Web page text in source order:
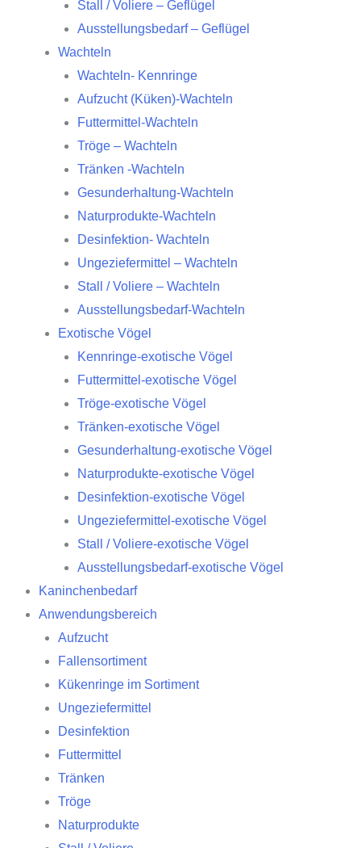
Stall / Voliere – Geflügel
Ausstellungsbedarf – Geflügel
Wachteln
Wachteln- Kennringe
Aufzucht (Küken)-Wachteln
Futtermittel-Wachteln
Tröge – Wachteln
Tränken -Wachteln
Gesunderhaltung-Wachteln
Naturprodukte-Wachteln
Desinfektion- Wachteln
Ungeziefermittel – Wachteln
Stall / Voliere – Wachteln
Ausstellungsbedarf-Wachteln
Exotische Vögel
Kennringe-exotische Vögel
Futtermittel-exotische Vögel
Tröge-exotische Vögel
Tränken-exotische Vögel
Gesunderhaltung-exotische Vögel
Naturprodukte-exotische Vögel
Desinfektion-exotische Vögel
Ungeziefermittel-exotische Vögel
Stall / Voliere-exotische Vögel
Ausstellungsbedarf-exotische Vögel
Kaninchenbedarf
Anwendungsbereich
Aufzucht
Fallensortiment
Kükenringe im Sortiment
Ungeziefermittel
Desinfektion
Futtermittel
Tränken
Tröge
Naturprodukte